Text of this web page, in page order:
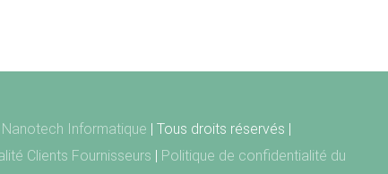
Nanotech Informatique | Tous droits réservés |
Clients Fournisseurs | Politique de confidentialité du